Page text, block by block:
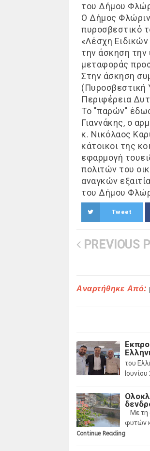
του Δήμου
Ο Δήμος
πυροσβεστικό
«Λέσχη
την άσκηση την
μεταφοράς
Στην άσκηση
(Πυροσβεστική
Περιφέρεια
Το "παρών"
Γιαννάκης, ο
κ. Νικόλαος
κάτοικοι της
εφαρμογή του
πολιτών του
αναγκών
του Δήμου
Tweet
PREVIOUS
Αναρτήθηκε Από:
του
Με τη
φυτών
Continue Reading